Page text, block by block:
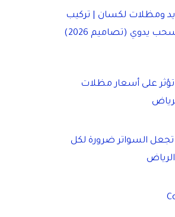
ومظلات لكسان | تركيب
يدوي (تصاميم 2026)
تؤثر على أسعار مظلات
تجعل السواتر ضرورة لكل